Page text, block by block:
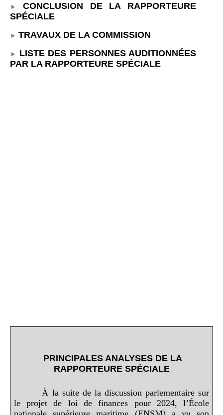
CONCLUSION DE LA RAPPORTEURE
SPÉCIALE
TRAVAUX DE LA COMMISSION
LISTE DES PERSONNES AUDITIONNÉES
PAR LA RAPPORTEURE SPÉCIALE
PRINCIPALES ANALYSES DE LA
RAPPORTEURE SPÉCIALE
À la suite de la discussion parlementaire sur
le projet de loi de finances pour 2024, l’École